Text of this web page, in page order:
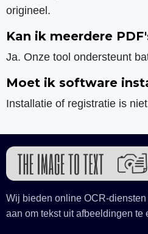
origineel.
Kan ik meerdere
Ja. Onze tool ondersteunt
Moet ik software
Installatie of registratie is
Wij bieden online OCR-
aan om tekst uit afbeeldingen te